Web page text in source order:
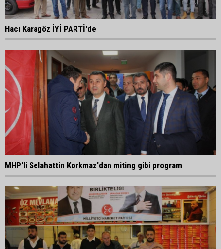
Hacı Karagöz İYİ PARTİ'de
MHP'li Selahattin Korkmaz'dan miting gibi program